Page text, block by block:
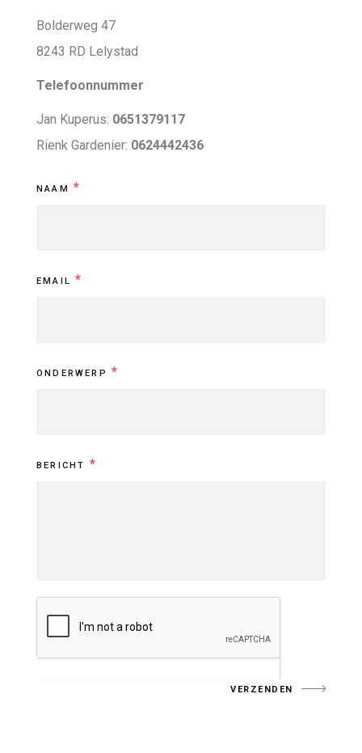
Bolderweg 47
8243 RD Lelystad
Telefoonnummer
Jan Kuperus: 0651379117
Rienk Gardenier: 0624442436
Contact
NAAM *
EMAIL*
ONDERWERP *
BERICHT *
VERZENDEN